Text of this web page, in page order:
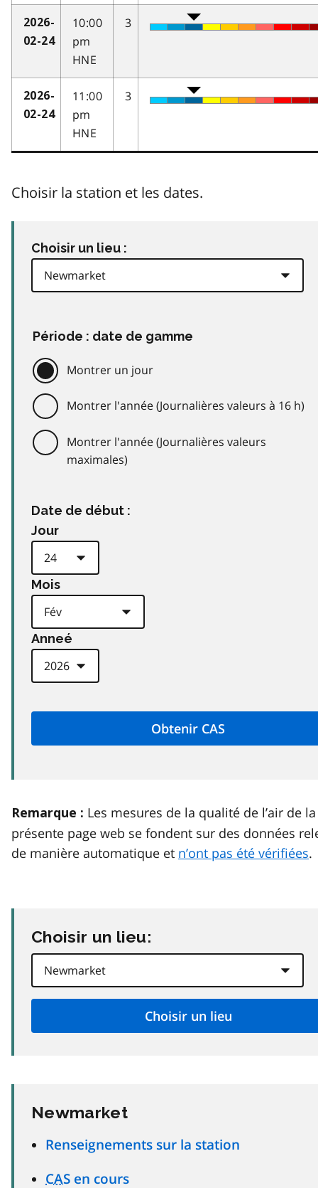
2026-
02-24
10:00
pm
HNE
3
2026-
02-24
11:00
pm
HNE
3
Choisir la station et les dates.
Choisir un lieu :
Période : date de gamme
Montrer un jour
Montrer l'année (Journalières valeurs à 16 h)
Montrer l'année (Journalières valeurs
maximales)
Date de début :
Jour
Mois
Anneé
Remarque : Les mesures de la qualité de l’air de la
présente page web se fondent sur des données
de manière automatique et n’ont pas été vérifiées.
Choisir un lieu:
Newmarket
Renseignements sur la station
CAS en cours